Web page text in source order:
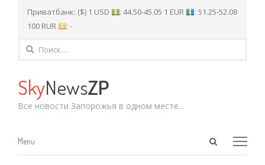
Приватбанк: ($) 1 USD : 44.50-45.05 1 EUR
: 51.25-52.08
100 RUR
: -
Найти:
SkyNewsZP
Все новости Запорожья в одном месте...
Open
Menu
Menu